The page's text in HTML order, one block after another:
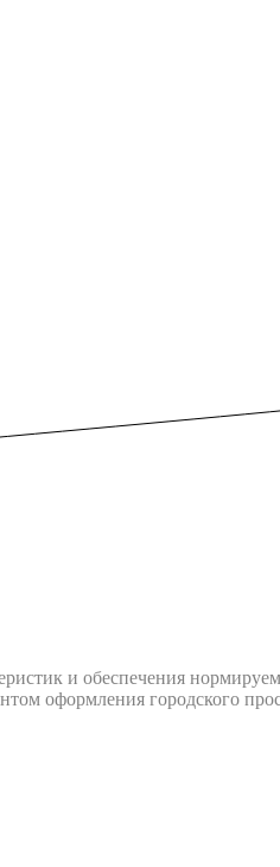
и обеспечения
oфopмлeния городского